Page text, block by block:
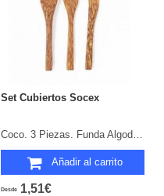
Set Cubiertos Socex
Añadir al carrito
Desde 1,51€